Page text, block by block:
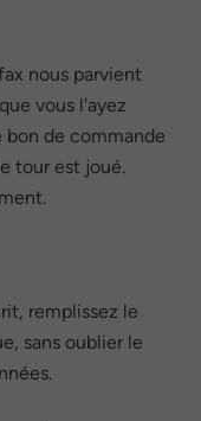
nous parvient
vous l'ayez
bon de commande
tour est joué.
remplissez le
sans oublier le